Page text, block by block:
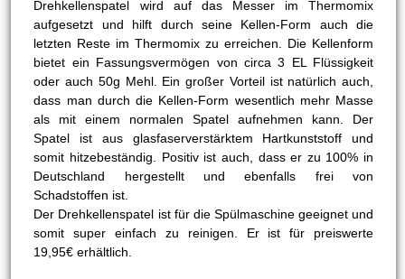
Drehkellenspatel wird auf das Messer im Thermomix
aufgesetzt und hilft durch seine Kellen-Form auch die
letzten Reste im Thermomix zu erreichen. Die Kellenform
bietet ein Fassungsvermögen von circa 3 EL Flüssigkeit
oder auch 50g Mehl. Ein großer Vorteil ist natürlich auch,
dass man durch die Kellen-Form wesentlich mehr Masse
als mit einem normalen Spatel aufnehmen kann. Der
Spatel ist aus glasfaserverstärktem Hartkunststoff und
somit hitzebeständig. Positiv ist auch, dass er zu 100% in
Deutschland hergestellt und ebenfalls frei von
Schadstoffen ist.
Der Drehkellenspatel ist für die Spülmaschine geeignet und
somit super einfach zu reinigen. Er ist für preiswerte
19,95€ erhältlich.